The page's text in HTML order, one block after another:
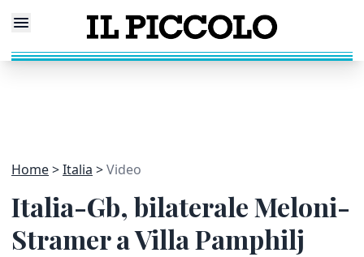
Home Italia Video
Italia-Gb, bilaterale Meloni-
Stramer a Villa Pamphilj